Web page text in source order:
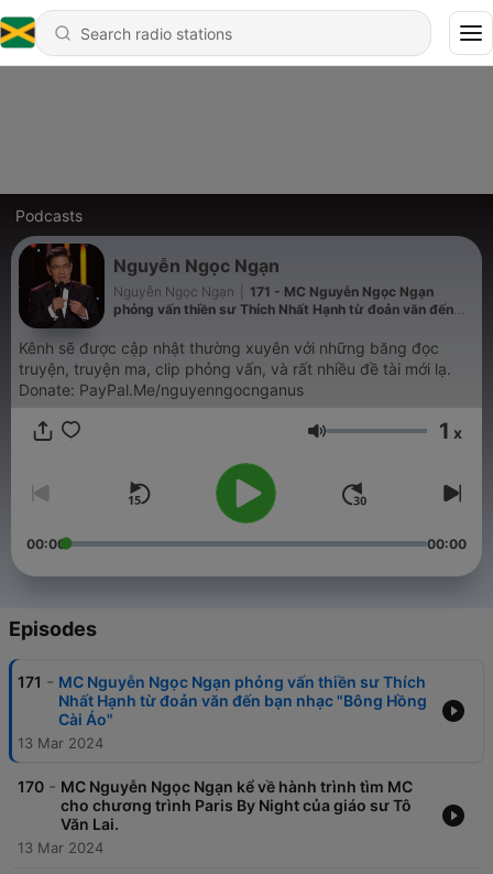
Podcasts
Nguyễn Ngọc Ngạn
Nguyễn Ngọc Ngạn
171 - MC Nguyễn Ngọc Ngạn
phỏng vấn thiền sư Thích Nhất Hạnh từ đoản văn đến
Kênh sẽ được cập nhật thường xuyên với những băng đọc
truyện, truyện ma, clip phỏng vấn, và rất nhiều đề tài mới lạ.
Donate: PayPal.Me/nguyenngocnganus
Volume 1 x
00:00 00:00
Episodes
171 - MC Nguyễn Ngọc Ngạn phỏng vấn thiền sư Thích
Nhất Hạnh từ đoản văn đến bạn nhạc "Bông Hồng
Cài Áo"
13 Mar 2024
170 - MC Nguyễn Ngọc Ngạn kể về hành trình tìm MC
cho chương trình Paris By Night của giáo sư Tô
Văn Lai.
13 Mar 2024